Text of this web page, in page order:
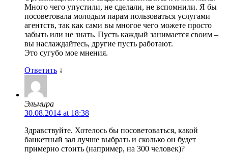
Много чего упустили, не сделали, не вспомнили. Я бы
посоветовала молодым парам пользоваться услугами
агентств, так как сами вы многое чего можете просто
забыть или не знать. Пусть каждый занимается своим –
вы наслаждайтесь, другие пусть работают.
Это сугубо мое мнения.
Ответить ↓
Эльмира
30.08.2014 at 18:38
Здравствуйте. Хотелось бы посоветоваться, какой
банкетный зал лучше выбрать и сколько он будет
примерно стоить (например, на 300 человек)?